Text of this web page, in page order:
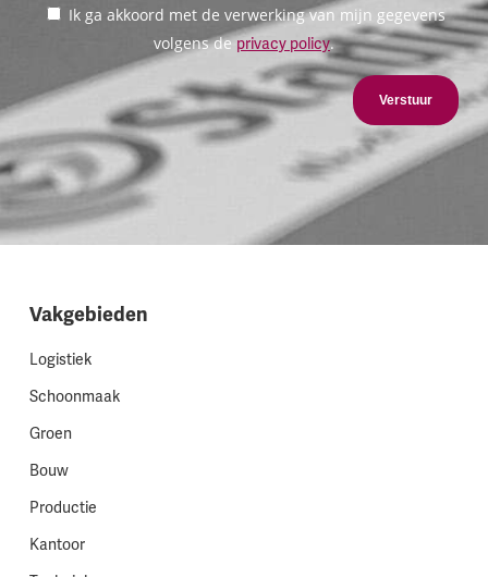
Ik ga akkoord met de verwerking van mijn gegevens
volgens deprivacy policy.
Verstuur
Vakgebieden
Logistiek
Schoonmaak
Groen
Bouw
Productie
Kantoor